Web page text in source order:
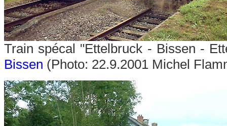
Train spécal "Ettelbruck - Bissen -
Bissen (Photo: 22.9.2001 Michel